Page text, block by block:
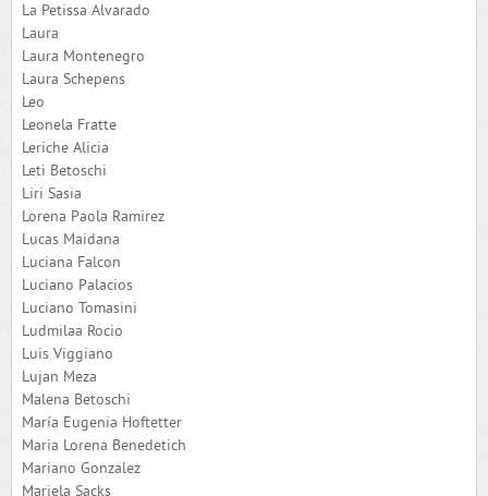
La Petissa Alvarado
Laura
Laura Montenegro
Laura Schepens
Leo
Leonela Fratte
Leriche Alicia
Leti Betoschi
Liri Sasia
Lorena Paola Ramirez
Lucas Maidana
Luciana Falcon
Luciano Palacios
Luciano Tomasini
Ludmilaa Rocio
Luis Viggiano
Lujan Meza
Malena Betoschi
María Eugenia Hoftetter
Maria Lorena Benedetich
Mariano Gonzalez
Mariela Sacks